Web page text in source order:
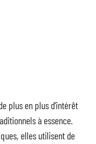
plus en plus d’intérêt
à essence.
elles utilisent de